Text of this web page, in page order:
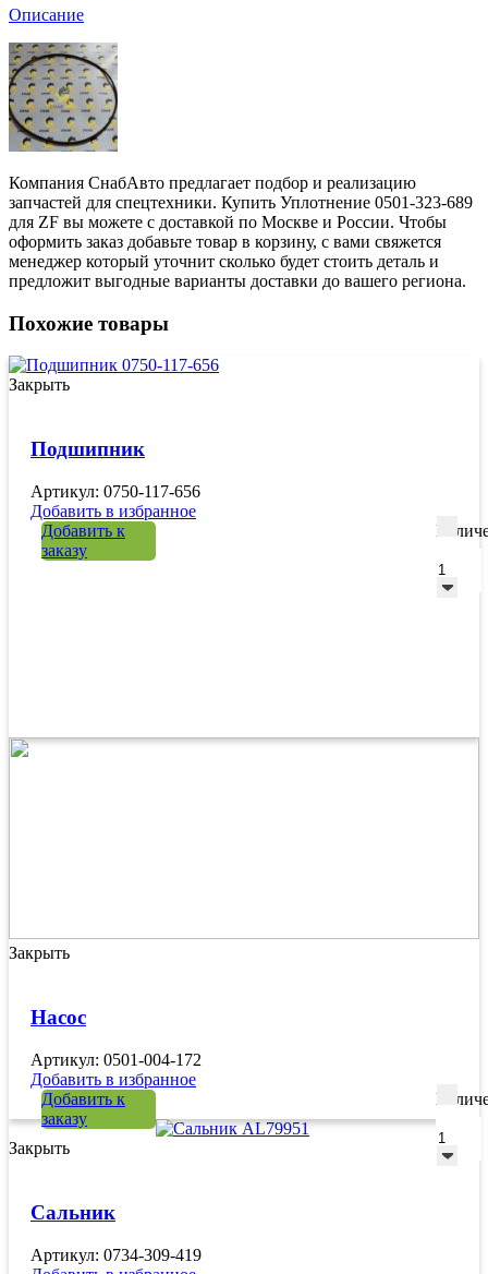
Описание
Компания СнабАвто предлагает подбор и реализацию
запчастей для спецтехники. Купить Уплотнение 0501-323-689
для ZF вы можете с доставкой по Москве и России. Чтобы
оформить заказ добавьте товар в корзину, с вами свяжется
менеджер который уточнит сколько будет стоить деталь и
предложит выгодные варианты доставки до вашего региона.
Похожие товары
Закрыть
Подшипник
Артикул: 0750-117-656
Добавить в избранное
Добавить к
заказу
Закрыть
Насос
Артикул: 0501-004-172
Добавить в избранное
Добавить к
заказу
Закрыть
Сальник
Артикул: 0734-309-419